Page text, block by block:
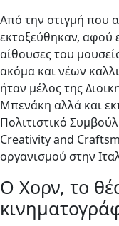
Από την στιγμή που
εκτοξεύθηκαν, αφού
αίθουσες του
ακόμα και νέων
ήταν μέλος της
Μπενάκη αλλά και
Πολιτιστικό
Creativity and
οργανισμού στην
Ο Χορν, το